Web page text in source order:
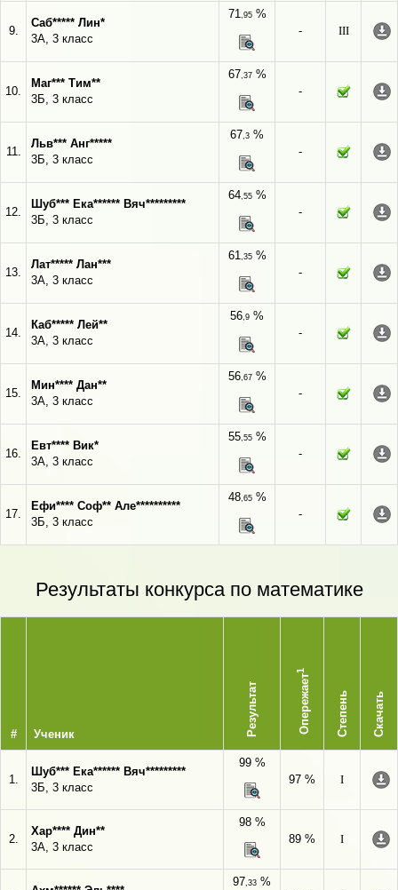
9.
Саб***** Лин*
3А, 3 класс
71,95%
-
III
10.
Маг*** Тим**
3Б, 3 класс
67,37%
-
11.
Льв*** Анг*****
3Б, 3 класс
67,3 %
-
12.
Шуб*** Ека****** Вяч*********
3Б, 3 класс
64,55%
-
13.
Лат***** Лан***
3А, 3 класс
61,35%
-
14.
Каб***** Лей**
3А, 3 класс
56,9 %
-
15.
Мин**** Дан**
3А, 3 класс
56,67%
-
16.
Евт**** Вик*
3А, 3 класс
55,55%
-
17.
Ефи**** Соф** Але**********
3Б, 3 класс
48,65%
-
Результаты конкурса по математике
# Ученик Результат Опережает
1
Степень Скачать
1.
Шуб*** Ека****** Вяч*********
3Б, 3 класс
99 %
97 %
I
2.
Хар**** Дин**
3А, 3 класс
98 %
89 %
I
97,33 %